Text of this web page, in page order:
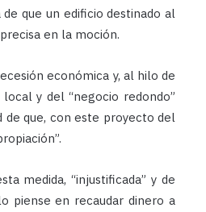
que un edificio destinado al
en la moción.
económica y, al hilo de
y del “negocio redondo”
de que, con este proyecto del
medida, “injustificada” y de
piense en recaudar dinero a